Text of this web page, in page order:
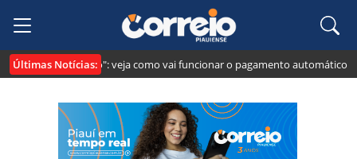
Últimas Notícias:
cria o "Pix Pensão": veja como vai funcionar o pagamento automático da